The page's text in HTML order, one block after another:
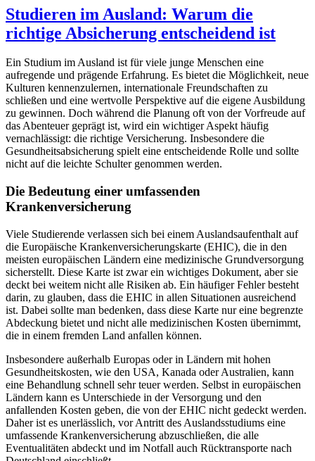
Studieren im Ausland: Warum die
richtige Absicherung entscheidend ist
Ein Studium im Ausland ist für viele junge Menschen eine
aufregende und prägende Erfahrung. Es bietet die Möglichkeit, neue
Kulturen kennenzulernen, internationale Freundschaften zu
schließen und eine wertvolle Perspektive auf die eigene Ausbildung
zu gewinnen. Doch während die Planung oft von der Vorfreude auf
das Abenteuer geprägt ist, wird ein wichtiger Aspekt häufig
vernachlässigt: die richtige Versicherung. Insbesondere die
Gesundheitsabsicherung spielt eine entscheidende Rolle und sollte
nicht auf die leichte Schulter genommen werden.
Die Bedeutung einer umfassenden
Krankenversicherung
Viele Studierende verlassen sich bei einem Auslandsaufenthalt auf
die Europäische Krankenversicherungskarte (EHIC), die in den
meisten europäischen Ländern eine medizinische Grundversorgung
sicherstellt. Diese Karte ist zwar ein wichtiges Dokument, aber sie
deckt bei weitem nicht alle Risiken ab. Ein häufiger Fehler besteht
darin, zu glauben, dass die EHIC in allen Situationen ausreichend
ist. Dabei sollte man bedenken, dass diese Karte nur eine begrenzte
Abdeckung bietet und nicht alle medizinischen Kosten übernimmt,
die in einem fremden Land anfallen können.
Insbesondere außerhalb Europas oder in Ländern mit hohen
Gesundheitskosten, wie den USA, Kanada oder Australien, kann
eine Behandlung schnell sehr teuer werden. Selbst in europäischen
Ländern kann es Unterschiede in der Versorgung und den
anfallenden Kosten geben, die von der EHIC nicht gedeckt werden.
Daher ist es unerlässlich, vor Antritt des Auslandsstudiums eine
umfassende Krankenversicherung abzuschließen, die alle
Eventualitäten abdeckt und im Notfall auch Rücktransporte nach